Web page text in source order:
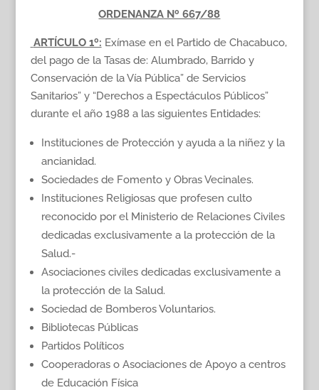
ORDENANZA Nº 667/88
ARTÍCULO 1º: Exímase en el Partido de Chacabuco,
del pago de la Tasas de: Alumbrado, Barrido y
Conservación de la Vía Pública” de Servicios
Sanitarios” y “Derechos a Espectáculos Públicos”
durante el año 1988 a las siguientes Entidades:
Instituciones de Protección y ayuda a la niñez y la
ancianidad.
Sociedades de Fomento y Obras Vecinales.
Instituciones Religiosas que profesen culto
reconocido por el Ministerio de Relaciones Civiles
dedicadas exclusivamente a la protección de la
Salud.-
Asociaciones civiles dedicadas exclusivamente a
la protección de la Salud.
Sociedad de Bomberos Voluntarios.
Bibliotecas Públicas
Partidos Políticos
Cooperadoras o Asociaciones de Apoyo a centros
de Educación Física